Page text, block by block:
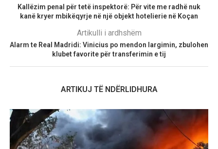
Kallëzim penal për tetë inspektorë: Për vite me radhë nuk
kanë kryer mbikëqyrje në një objekt hotelierie në Koçan
Artikulli i ardhshëm
Alarm te Real Madridi: Vinicius po mendon largimin, zbulohen
klubet favorite për transferimin e tij
ARTIKUJ TË NDËRLIDHURA